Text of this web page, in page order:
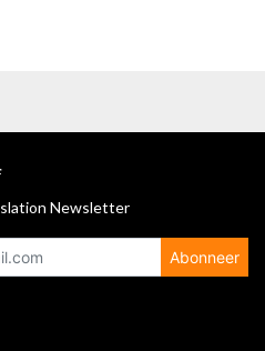
Newsletter
Abonneer